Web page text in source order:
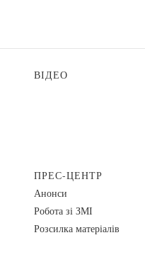
ВІДЕО
ПРЕС-ЦЕНТР
Анонси
Робота зі ЗМІ
Розсилка матеріалів